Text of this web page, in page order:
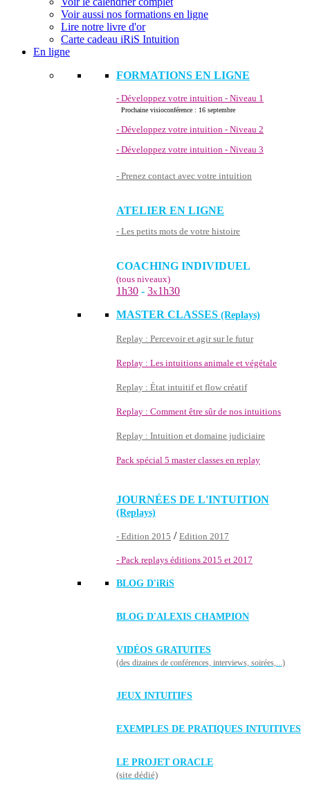
Voir aussi nos formations en ligne
Lire notre livre d'or
Carte cadeau iRiS Intuition
En ligne
FORMATIONS EN LIGNE
- Développez votre intuition - Niveau 1
Prochaine visioconférence : 16 septembre
- Développez votre intuition - Niveau 2
- Développez votre intuition - Niveau 3
- Prenez contact avec votre intuition
ATELIER EN LIGNE
- Les petits mots de votre histoire
COACHING INDIVIDUEL
(tous niveaux)
1h30 - 3x1h30
MASTER CLASSES (Replays)
Replay : Percevoir et agir sur le futur
Replay : Les intuitions animale et végétale
Replay : État intuitif et flow créatif
Replay : Comment être sûr de nos intuitions
Replay : Intuition et domaine judiciaire
Pack spécial 5 master classes en replay
JOURNÉES DE L'INTUITION
(Replays)
- Edition 2015 / Edition 2017
- Pack replays éditions 2015 et 2017
BLOG D'iRiS
BLOG D'ALEXIS CHAMPION
VIDÉOS GRATUITES
(des dizaines de conférences, interviews, soirées,...)
JEUX INTUITIFS
EXEMPLES DE PRATIQUES INTUITIVES
LE PROJET ORACLE
(site dédié)